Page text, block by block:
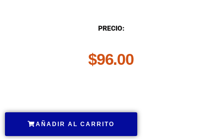
PRECIO:
$96.00
AÑADIR AL CARRITO